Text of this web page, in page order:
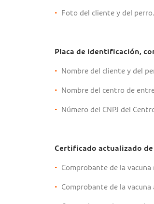
• Foto del cliente y del perro.
Placa de identificación,
• Nombre del cliente y del
• Nombre del centro de
• Número del CNPJ del
Certificado actualizado de
• Comprobante de la
• Comprobante de la